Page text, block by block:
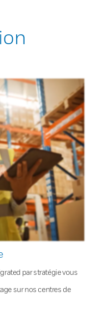
par stratégie vous
sur nos centres de